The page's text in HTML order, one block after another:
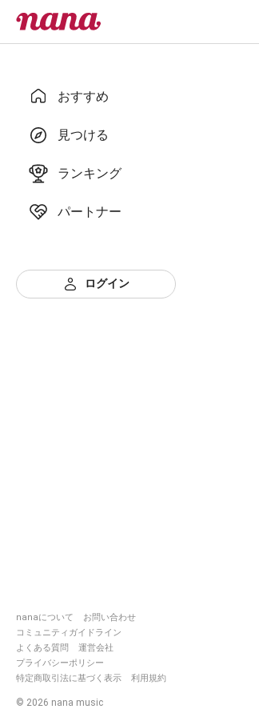
おすすめ
見つける
ランキング
パートナー
ログイン
nanaについて
お問い合わせ
コミュニティガイドライン
よくある質問
運営会社
プライバシーポリシー
特定商取引法に基づく表示
利用規約
© 2026 nana music